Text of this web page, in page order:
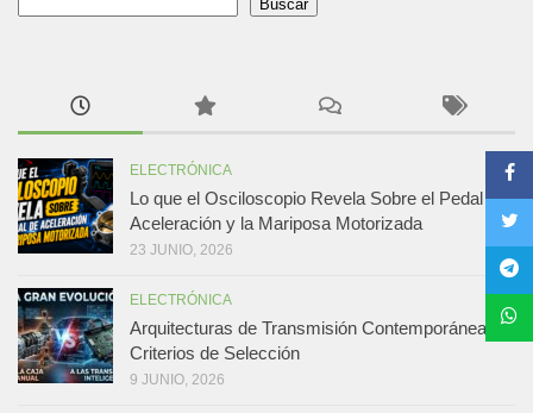
Buscar
ELECTRÓNICA
Lo que el Osciloscopio Revela Sobre el Pedal de
Aceleración y la Mariposa Motorizada
23 JUNIO, 2026
ELECTRÓNICA
Arquitecturas de Transmisión Contemporáneas y
Criterios de Selección
9 JUNIO, 2026